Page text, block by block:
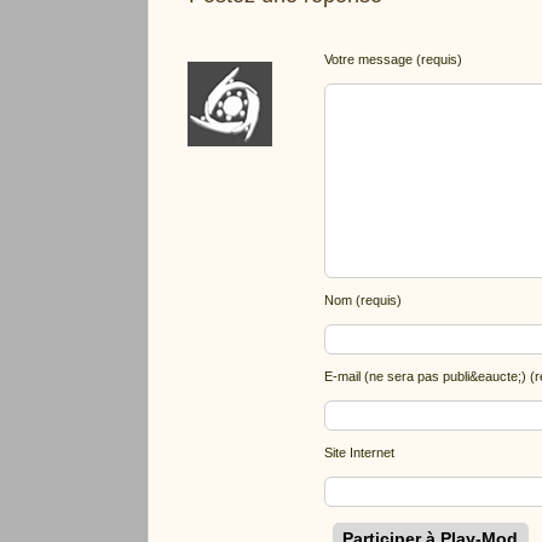
Votre message (requis)
Nom (requis)
E-mail (ne sera pas publi&eaucte;)
Site Internet